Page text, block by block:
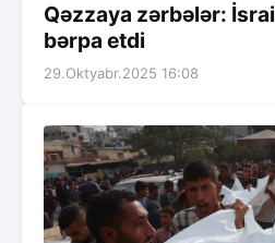
Qəzzaya zərbələr:
bərpa etdi
29.Oktyabr.2025 16:08